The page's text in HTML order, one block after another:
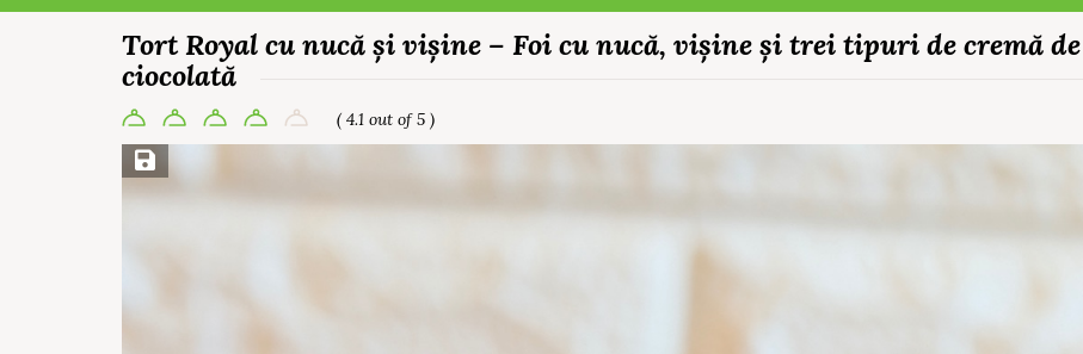
Tort Royal cu nucă și vișine – Foi cu nucă, vișine și trei tipuri de cremă de
ciocolată
( 4.1 out of 5 )
Save Recipe